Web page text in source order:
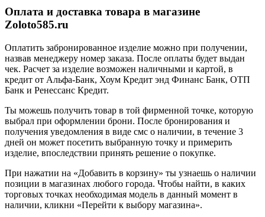
Оплата и доставка товара в магазине
Zoloto585.ru
Оплатить забронированное изделие можно при получении,
назвав менеджеру номер заказа. После оплаты будет выдан
чек. Расчет за изделие возможен наличными и картой, в
кредит от Альфа-Банк, Хоум Кредит энд Финанс Банк, ОТП
Банк и Ренессанс Кредит.
Ты можешь получить товар в той фирменной точке, которую
выбрал при оформлении брони. После бронирования и
получения уведомления в виде смс о наличии, в течение 3
дней он может посетить выбранную точку и примерить
изделие, впоследствии принять решение о покупке.
При нажатии на «Добавить в корзину» ты узнаешь о наличии
позиции в магазинах любого города. Чтобы найти, в каких
торговых точках необходимая модель в данный момент в
наличии, кликни «Перейти к выбору магазина».